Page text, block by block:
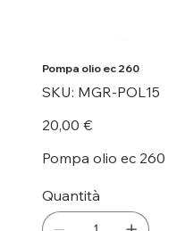
Pompa olio ec 260
SKU: SKU
MGR-
MGR-POL15
Prezzo
20,00 €
Pompa olio ec 260
Quantità